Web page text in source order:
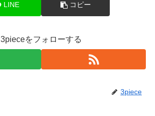
LINE コピー
3pieceをフォローする
3piece